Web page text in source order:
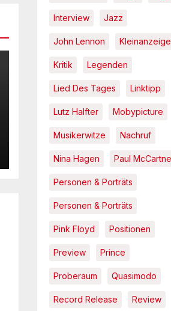
Interview Jazz
John Lennon
Kritik Legenden
Lied Des Tages Linktipp
Lutz Halfter Mobypicture
Musikerwitze Nachruf
Nina Hagen Paul
Personen & Porträts
Personen & Porträts
Pink Floyd Positionen
Preview Prince
Proberaum Quasimodo
Record Release Review